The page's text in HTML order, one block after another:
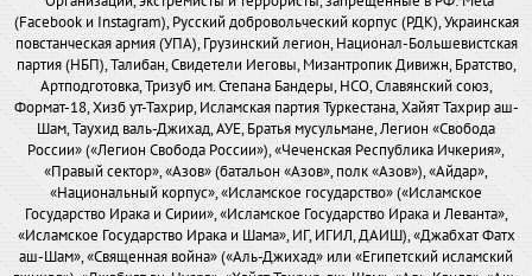
(Facebook и Instagram), Русский добровольческий корпус (РДК), Украинская
повстанческая армия (УПА), Грузинский легион, Национал-Большевистская
партия (НБП), Талибан, Свидетели Иеговы, Мизантропик Дивижн, Братство,
Артподготовка, Тризуб им. Степана Бандеры, НСО, Славянский союз,
Формат-18, Хизб ут-Тахрир, Исламская партия Туркестана, Хайят Тахрир аш-
Шам, Таухид валь-Джихад, АУЕ, Братья мусульмане, Легион «Свобода
России» («Легион Свобода России»), «Чеченская Республика Ичкерия»,
«Правый сектор», «Азов» (батальон «Азов», полк «Азов»), «Айдар»,
«Национальный корпус», «Исламское государство» («Исламское
Государство Ирака и Сирии», «Исламское Государство Ирака и Леванта»,
«Исламское Государство Ирака и Шама», ИГ, ИГИЛ, ДАИШ), «Джабхат Фатх
аш-Шам», «Священная война» («Аль-Джихад» или «Египетский исламский